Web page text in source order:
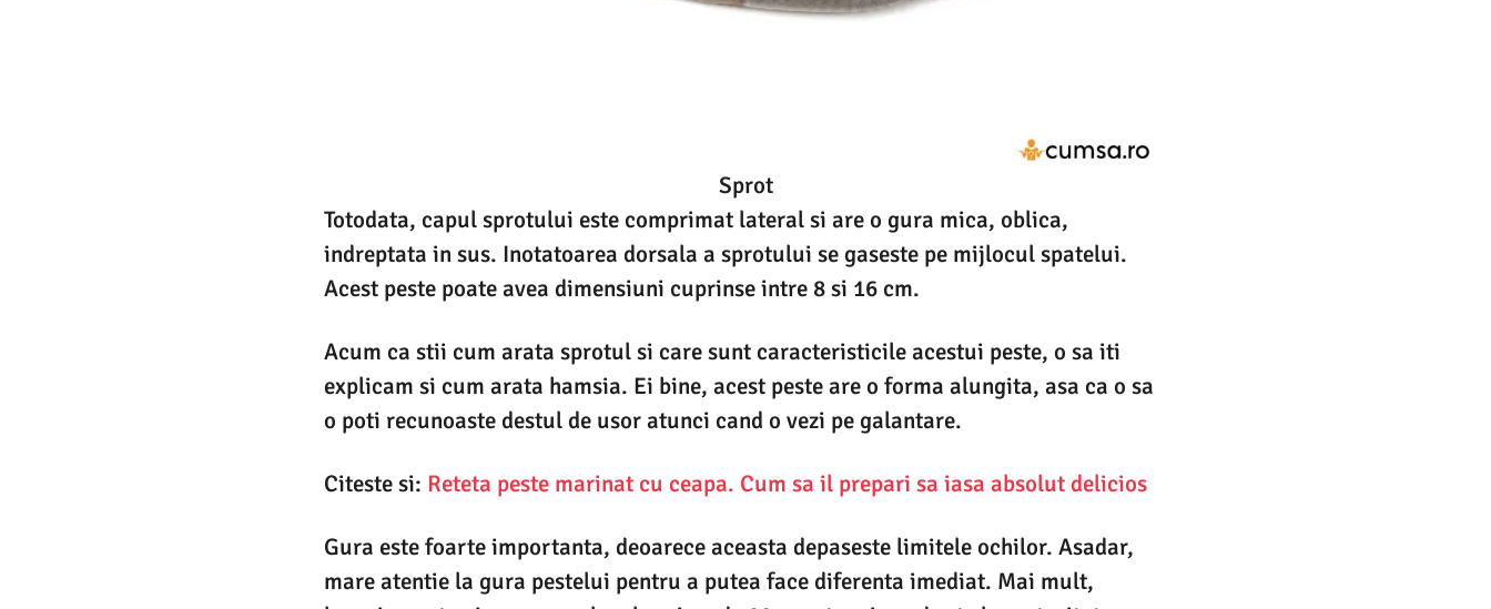
Sprot
Totodata, capul sprotului este comprimat lateral si are o gura mica, oblica,
indreptata in sus. Inotatoarea dorsala a sprotului se gaseste pe mijlocul spatelui.
Acest peste poate avea dimensiuni cuprinse intre 8 si 16 cm.
Acum ca stii cum arata sprotul si care sunt caracteristicile acestui peste, o sa iti
explicam si cum arata hamsia. Ei bine, acest peste are o forma alungita, asa ca o sa
o poti recunoaste destul de usor atunci cand o vezi pe galantare.
Citeste si: Reteta peste marinat cu ceapa. Cum sa il prepari sa iasa absolut delicios
Gura este foarte importanta, deoarece aceasta depaseste limitele ochilor. Asadar,
mare atentie la gura pestelui pentru a putea face diferenta imediat. Mai mult,